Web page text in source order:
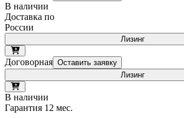
В наличии
Доставка по
России
Лизинг
Договорная Оставить заявку
Лизинг
В наличии
Гарантия 12 мес.